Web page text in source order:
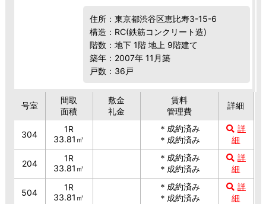
住所：東京都渋谷区恵比寿3-15-6
構造：RC(鉄筋コンクリート造)
階数：地下 1階 地上 9階建て
築年：2007年 11月築
戸数：36戸
号室
間取
面積
敷金
礼金
賃料
管理費
詳細
304
1R
33.81㎡
＊成約済み
＊成約済み
詳
細
204
1R
33.81㎡
＊成約済み
＊成約済み
詳
細
504
1R
33.81㎡
＊成約済み
＊成約済み
詳
細